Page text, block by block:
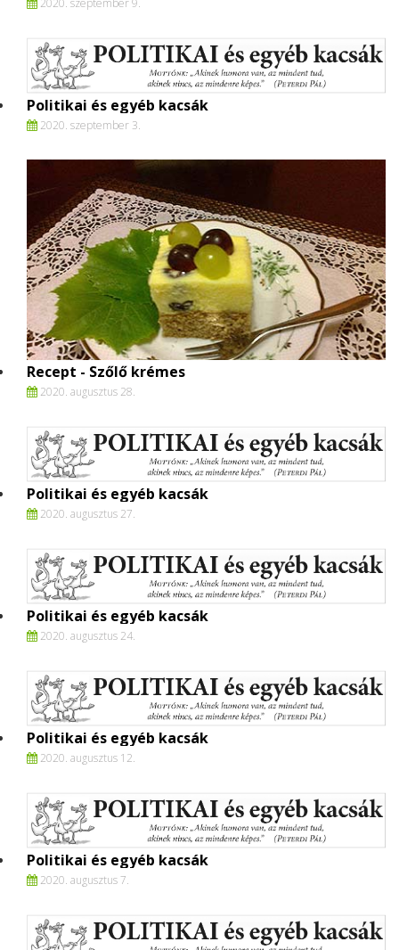
2020. szeptember 9.
Politikai és egyéb kacsák
2020. szeptember 3.
Recept - Szőlő krémes
2020. augusztus 28.
Politikai és egyéb kacsák
2020. augusztus 27.
Politikai és egyéb kacsák
2020. augusztus 24.
Politikai és egyéb kacsák
2020. augusztus 12.
Politikai és egyéb kacsák
2020. augusztus 7.